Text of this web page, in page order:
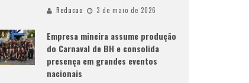
Redacao 3 de maio de 2026
Empresa mineira assume produção
do Carnaval de BH e consolida
presença em grandes eventos
nacionais